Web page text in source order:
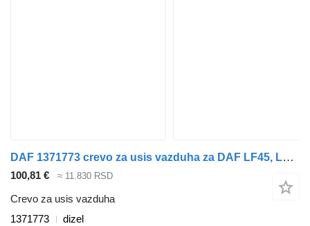
DAF 1371773 crevo za usis vazduha za DAF LF45, LF55, LF180, CF65, CF75, CF85 (2001-) tegljača
100,81 € ≈ 11.830 RSD
Crevo za usis vazduha
1371773
dizel